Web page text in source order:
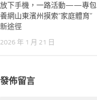
放下手機，一路活動——專包
養網山東濱州摸索“家庭體育”
新途徑
2026 年 1 月 21 日
發佈留言